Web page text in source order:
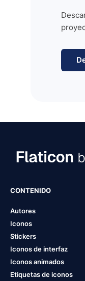
CONTENIDO
Autores
Iconos
Stickers
Iconos de interfaz
Iconos animados
Etiquetas de iconos